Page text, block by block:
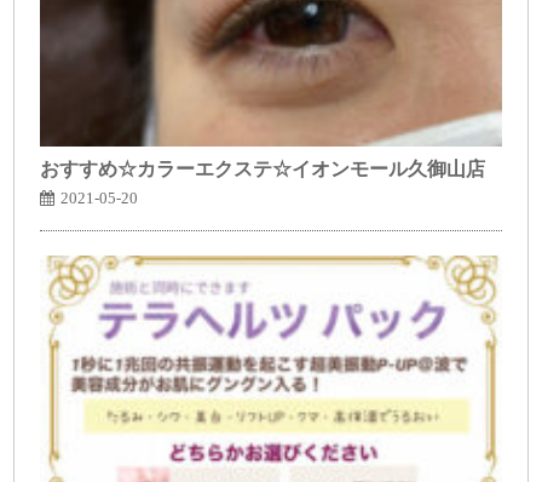
おすすめ☆カラーエクステ☆イオンモール久御山店
2021-05-20